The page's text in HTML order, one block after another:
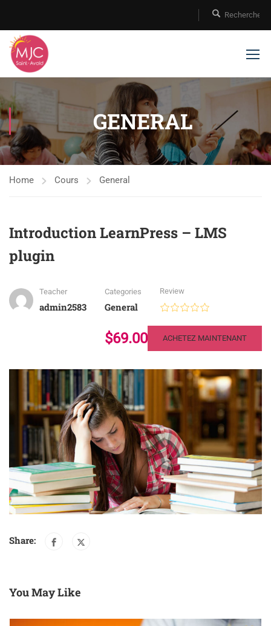
GENERAL
Home Cours General
Introduction LearnPress – LMS
plugin
Teacher
admin2583
Categories
General
Review
$69.00 ACHETEZ MAINTENANT
Share:
You May Like